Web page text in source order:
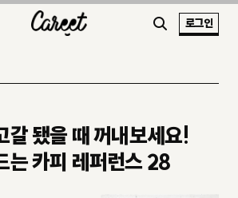
로그인
갈 됐을 때 꺼내보세요!
는 카피 레퍼런스 28